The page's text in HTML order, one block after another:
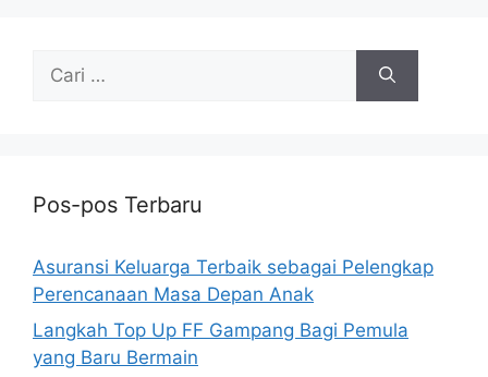
untuk:
Pos-pos Terbaru
Asuransi Keluarga Terbaik sebagai Pelengkap
Perencanaan Masa Depan Anak
Langkah Top Up FF Gampang Bagi Pemula
yang Baru Bermain